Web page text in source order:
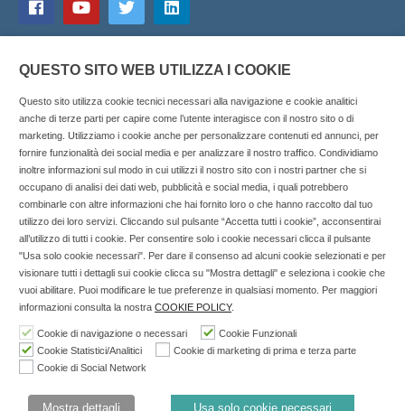
Copyright © 2025 SOCIALFARMA - La piattaforma web per i
professionisti della farmacia. Tutti i diritti riservati.
Socialfarma.it è un marchio di Sanità S.r.l. Largo San
Francesco, 19 - 73041 Carmiano (LE) - Tel: 0832.093720 Cell:
3276346536 Cell: 3297281965 - P.iva: 04571460759 - Rea: LE-
302152 Iscritta al n° 1 del Registro della Stampa del Tribunale
di Lecce il 15/01/2015.
Nell'anno 2018 sono stati erogati €3.147,62 da Invitalia a saldo
19/03/2014
QUESTO SITO WEB UTILIZZA I COOKIE
Questo sito utilizza cookie tecnici necessari alla navigazione e cookie analitici
anche di terze parti per capire come l’utente interagisce con il nostro sito o di
marketing. Utilizziamo i cookie anche per personalizzare contenuti ed annunci, per
fornire funzionalità dei social media e per analizzare il nostro traffico. Condividiamo
inoltre informazioni sul modo in cui utilizzi il nostro sito con i nostri partner che si
occupano di analisi dei dati web, pubblicità e social media, i quali potrebbero
combinarle con altre informazioni che hai fornito loro o che hanno raccolto dal tuo
utilizzo dei loro servizi. Cliccando sul pulsante “Accetta tutti i cookie”, acconsentirai
all’utilizzo di tutti i cookie. Per consentire solo i cookie necessari clicca il pulsante
"Usa solo cookie necessari". Per dare il consenso ad alcuni cookie selezionati e per
visionare tutti i dettagli sui cookie clicca su "Mostra dettagli" e seleziona i cookie che
vuoi abilitare. Puoi modificare le tue preferenze in qualsiasi momento. Per maggiori
informazioni consulta la nostra COOKIE POLICY.
Cookie di navigazione o necessari
Cookie Funzionali
Cookie Statistici/Analitici
Cookie di marketing di prima e terza parte
Cookie di Social Network
Mostra dettagli Usa solo cookie necessari